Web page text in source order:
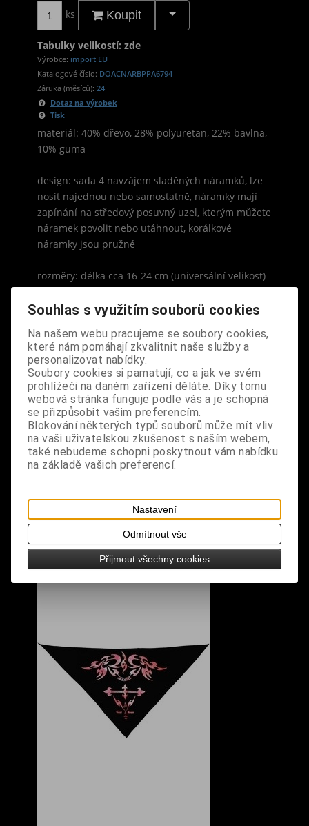
ks
Koupit
Tabulky velikostí: zde
Výrobce: import EU
Katalogové číslo: DOACNARBPPA6794
Záruka (měsíců): 24
Dotaz na výrobek
Tisk
materiál: 40% dřevo, 28% polyuretan, 22% bavlna,
10% guma
design: sada 4 navzájem sladěných náramků, lze
nosit najednou nebo samostatně, náramky mají
zapínání na středový posuvný uzel, kterým můžete
náramek povolit nebo utáhnout, korálkové
náramky jsou pružné
rozměry: délka cca 16-24 cm (universální velikost)
S výrobkem se také prodává
Souhlas s využitím souborů cookies
Na našem webu pracujeme se soubory cookies,
které nám pomáhají zkvalitnit naše služby a
personalizovat nabídky.
Soubory cookies si pamatují, co a jak ve svém
prohlížeči na daném zařízení děláte. Díky tomu
webová stránka funguje podle vás a je schopná
se přizpůsobit vašim preferencím.
Blokování některých typů souborů může mít vliv
na vaši uživatelskou zkušenost s naším webem,
také nebudeme schopni poskytnout vám nabídku
na základě vašich preferencí.
Nastavení
Odmítnout vše
Přijmout všechny cookies